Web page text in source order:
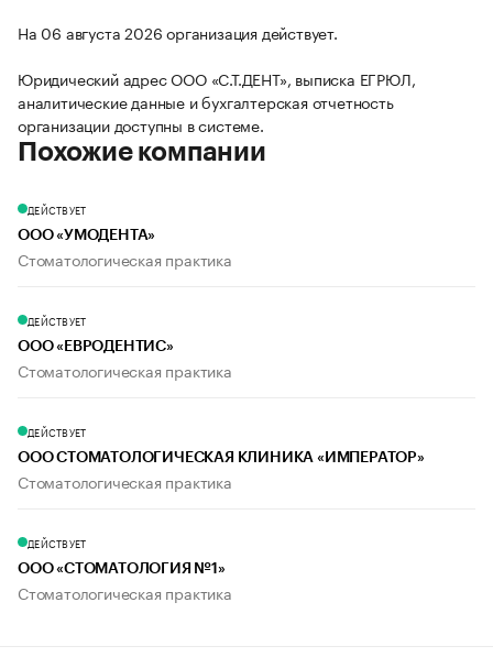
На 06 августа 2026 организация действует.
Юридический адрес ООО «С.Т.ДЕНТ», выписка ЕГРЮЛ,
аналитические данные и бухгалтерская отчетность
организации доступны в системе.
Похожие компании
ДЕЙСТВУЕТ
ООО «УМОДЕНТА»
Стоматологическая практика
ДЕЙСТВУЕТ
ООО «ЕВРОДЕНТИС»
Стоматологическая практика
ДЕЙСТВУЕТ
ООО СТОМАТОЛОГИЧЕСКАЯ КЛИНИКА «ИМПЕРАТОР»
Стоматологическая практика
ДЕЙСТВУЕТ
ООО «СТОМАТОЛОГИЯ №1»
Стоматологическая практика